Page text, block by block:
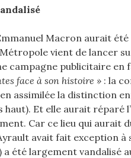
Macron aurait
vient de lancer
campagne publicitaire en
face à son histoire » : la
assimilée la distinction
haut). Et elle aurait réparé
Car ce lieu qui aurait
avait fait exception à
a été largement vandalisé